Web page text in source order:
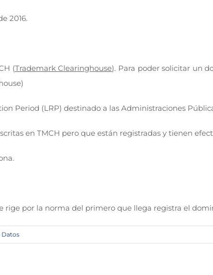
2016.
(Trademark Clearinghouse). Para poder solicitar un
Period (LRP) destinado a las Administraciones
en TMCH pero que están registradas y tienen
rige por la norma del primero que llega registra el
Datos